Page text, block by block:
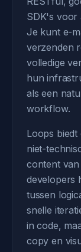
SDK's voor
Je kunt e-
verzenden
volledige
hun
als een
workflow.
Loops
niet-
content
developers
tussen
snelle
in code,
copy en